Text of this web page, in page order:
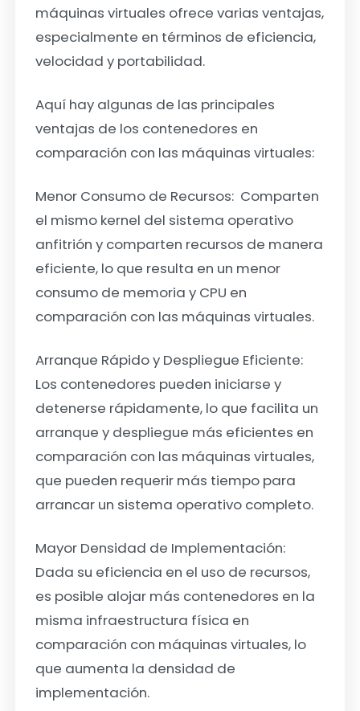
máquinas virtuales ofrece varias ventajas,
especialmente en términos de eficiencia,
velocidad y portabilidad.
Aquí hay algunas de las principales
ventajas de los contenedores en
comparación con las máquinas virtuales:
Menor Consumo de Recursos: Comparten
el mismo kernel del sistema operativo
anfitrión y comparten recursos de manera
eficiente, lo que resulta en un menor
consumo de memoria y CPU en
comparación con las máquinas virtuales.
Arranque Rápido y Despliegue Eficiente:
Los contenedores pueden iniciarse y
detenerse rápidamente, lo que facilita un
arranque y despliegue más eficientes en
comparación con las máquinas virtuales,
que pueden requerir más tiempo para
arrancar un sistema operativo completo.
Mayor Densidad de Implementación:
Dada su eficiencia en el uso de recursos,
es posible alojar más contenedores en la
misma infraestructura física en
comparación con máquinas virtuales, lo
que aumenta la densidad de
implementación.